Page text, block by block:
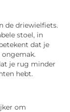
de driewielfiets.
stoel, in
dat je
je rug minder
hebt.
om